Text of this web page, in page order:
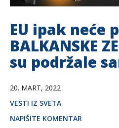
EU ipak neće
BALKANSKE
su podržale
20. MART, 2022
VESTI IZ SVETA
NAPIŠITE KOMENTAR